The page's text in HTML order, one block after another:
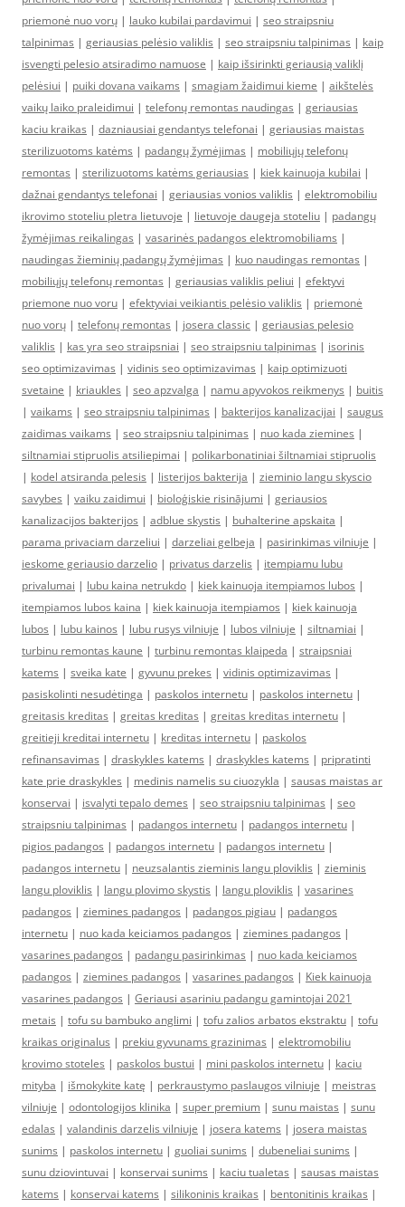
priemonė nuo vorų | lauko kubilai pardavimui | seo straipsniu
talpinimas | geriausias pelėsio valiklis | seo straipsniu talpinimas | kaip
isvengti pelesio atsiradimo namuose | kaip išsirinkti geriausią valiklį
pelėsiui | puiki dovana vaikams | smagiam žaidimui kieme | aikštelės
vaikų laiko praleidimui | telefonų remontas naudingas | geriausias
kaciu kraikas | dazniausiai gendantys telefonai | geriausias maistas
sterilizuotoms katėms | padangų žymėjimas | mobiliųjų telefonų
remontas | sterilizuotoms katėms geriausias | kiek kainuoja kubilai |
dažnai gendantys telefonai | geriausias vonios valiklis | elektromobiliu
ikrovimo stoteliu pletra lietuvoje | lietuvoje daugeja stoteliu | padangų
žymėjimas reikalingas | vasarinės padangos elektromobiliams |
naudingas žieminių padangų žymėjimas | kuo naudingas remontas |
mobiliųjų telefonų remontas | geriausias valiklis peliui | efektyvi
priemone nuo voru | efektyviai veikiantis pelėsio valiklis | priemonė
nuo vorų | telefonų remontas | josera classic | geriausias pelesio
valiklis | kas yra seo straipsniai | seo straipsniu talpinimas | isorinis
seo optimizavimas | vidinis seo optimizavimas | kaip optimizuoti
svetaine | kriaukles | seo apzvalga | namu apyvokos reikmenys | buitis
| vaikams | seo straipsniu talpinimas | bakterijos kanalizacijai | saugus
zaidimas vaikams | seo straipsniu talpinimas | nuo kada ziemines |
siltnamiai stipruolis atsiliepimai | polikarbonatiniai šiltnamiai stipruolis
| kodel atsiranda pelesis | listerijos bakterija | zieminio langu skyscio
savybes | vaiku zaidimui | bioloģiskie risinājumi | geriausios
kanalizacijos bakterijos | adblue skystis | buhalterine apskaita |
parama privaciam darzeliui | darzeliai gelbeja | pasirinkimas vilniuje |
ieskome geriausio darzelio | privatus darzelis | itempiamu lubu
privalumai | lubu kaina netrukdo | kiek kainuoja itempiamos lubos |
itempiamos lubos kaina | kiek kainuoja itempiamos | kiek kainuoja
lubos | lubu kainos | lubu rusys vilniuje | lubos vilniuje | siltnamiai |
turbinu remontas kaune | turbinu remontas klaipeda | straipsniai
katems | sveika kate | gyvunu prekes | vidinis optimizavimas |
pasiskolinti nesudėtinga | paskolos internetu | paskolos internetu |
greitasis kreditas | greitas kreditas | greitas kreditas internetu |
greitieji kreditai internetu | kreditas internetu | paskolos
refinansavimas | draskykles katems | draskykles katems | pripratinti
kate prie draskykles | medinis namelis su ciuozykla | sausas maistas ar
konservai | isvalyti tepalo demes | seo straipsniu talpinimas | seo
straipsniu talpinimas | padangos internetu | padangos internetu |
pigios padangos | padangos internetu | padangos internetu |
padangos internetu | neuzsalantis zieminis langu ploviklis | zieminis
langu ploviklis | langu plovimo skystis | langu ploviklis | vasarines
padangos | ziemines padangos | padangos pigiau | padangos
internetu | nuo kada keiciamos padangos | ziemines padangos |
vasarines padangos | padangu pasirinkimas | nuo kada keiciamos
padangos | ziemines padangos | vasarines padangos | Kiek kainuoja
vasarines padangos | Geriausi asariniu padangu gamintojai 2021
metais | tofu su bambuko anglimi | tofu zalios arbatos ekstraktu | tofu
kraikas originalus | prekiu gyvunams grazinimas | elektromobiliu
krovimo stoteles | paskolos bustui | mini paskolos internetu | kaciu
mityba | išmokykite katę | perkraustymo paslaugos vilniuje | meistras
vilniuje | odontologijos klinika | super premium | sunu maistas | sunu
edalas | valandinis darzelis vilniuje | josera katems | josera maistas
sunims | paskolos internetu | guoliai sunims | dubeneliai sunims |
sunu dziovintuvai | konservai sunims | kaciu tualetas | sausas maistas
katems | konservai katems | silikoninis kraikas | bentonitinis kraikas |